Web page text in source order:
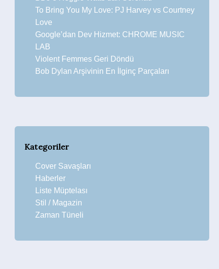
To Bring You My Love: PJ Harvey vs Courtney
Love
Google’dan Dev Hizmet: CHROME MUSIC
LAB
Violent Femmes Geri Döndü
Bob Dylan Arşivinin En İlginç Parçaları
Kategoriler
Cover Savaşları
Haberler
Liste Müptelası
Stil / Magazin
Zaman Tüneli